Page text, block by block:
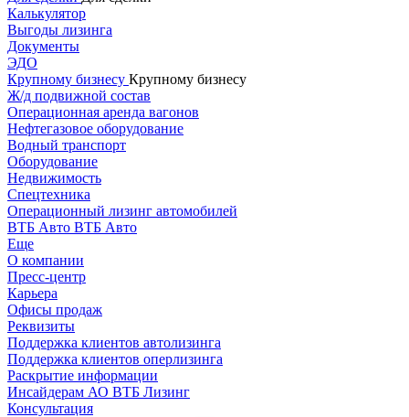
Калькулятор
Выгоды лизинга
Документы
ЭДО
Крупному бизнесу Крупному бизнесу
Ж/д подвижной состав
Операционная аренда вагонов
Нефтегазовое оборудование
Водный транспорт
Оборудование
Недвижимость
Спецтехника
Операционный лизинг автомобилей
ВТБ Авто ВТБ Авто
Еще
О компании
Пресс-центр
Карьера
Офисы продаж
Реквизиты
Поддержка клиентов автолизинга
Поддержка клиентов оперлизинга
Раскрытие информации
Инсайдерам АО ВТБ Лизинг
Консультация